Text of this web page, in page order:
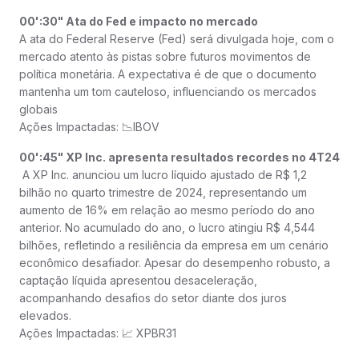
00':30" Ata do Fed e impacto no mercado
A ata do Federal Reserve (Fed) será divulgada hoje, com o
mercado atento às pistas sobre futuros movimentos de
política monetária. A expectativa é de que o documento
mantenha um tom cauteloso, influenciando os mercados
globais
Ações Impactadas: 📉IBOV
00':45" XP Inc. apresenta resultados recordes no 4T24
A XP Inc. anunciou um lucro líquido ajustado de R$ 1,2
bilhão no quarto trimestre de 2024, representando um
aumento de 16% em relação ao mesmo período do ano
anterior. No acumulado do ano, o lucro atingiu R$ 4,544
bilhões, refletindo a resiliência da empresa em um cenário
econômico desafiador. Apesar do desempenho robusto, a
captação líquida apresentou desaceleração,
acompanhando desafios do setor diante dos juros
elevados.
Ações Impactadas: 📈 XPBR31